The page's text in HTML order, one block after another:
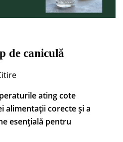
de caniculă
ating cote
alimentații corecte și a
esențială pentru